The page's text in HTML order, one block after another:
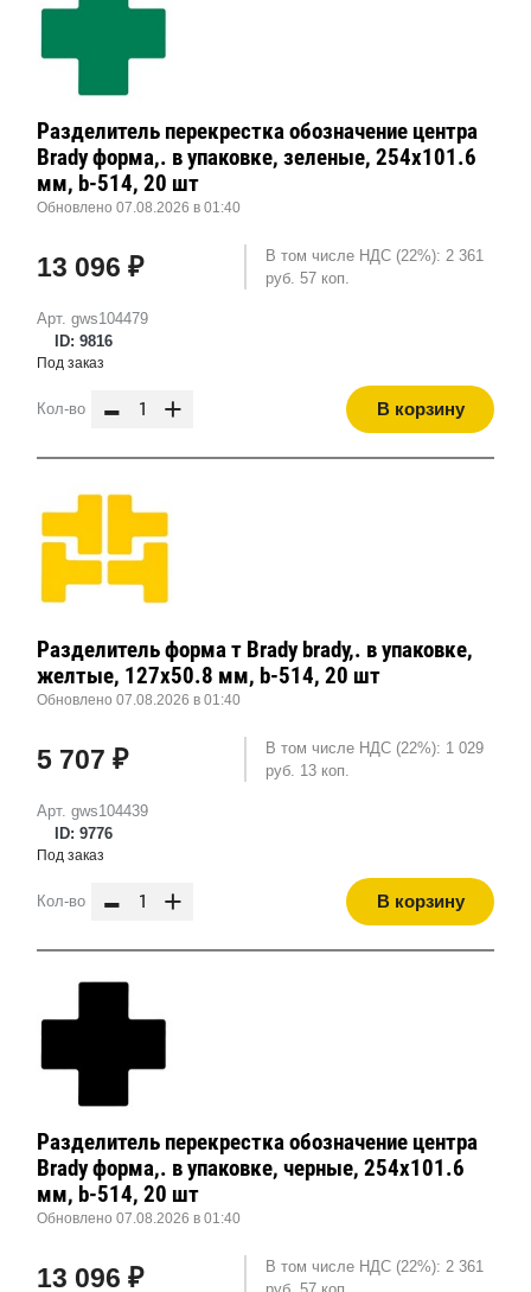
Арт. gws104479
ID: 9816
Разделитель перекрестка обозначение центра
Brady форма,. в упаковке, зеленые, 254x101.6
мм, b-514, 20 шт
Обновлено 07.08.2026 в 01:40
13 096 ₽
В том числе НДС (22%): 2 361
руб. 57 коп.
Под заказ
Кол-во - + В корзину
Арт. gws104439
ID: 9776
Разделитель форма т Brady brady,. в упаковке,
желтые, 127x50.8 мм, b-514, 20 шт
Обновлено 07.08.2026 в 01:40
5 707 ₽
В том числе НДС (22%): 1 029
руб. 13 коп.
Под заказ
Кол-во - + В корзину
Разделитель перекрестка обозначение центра
Brady форма,. в упаковке, черные, 254x101.6
мм, b-514, 20 шт
Обновлено 07.08.2026 в 01:40
13 096 ₽
В том числе НДС (22%): 2 361